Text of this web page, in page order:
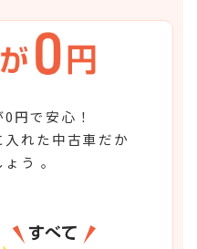
円で安心！
れた中古車だか
う 。